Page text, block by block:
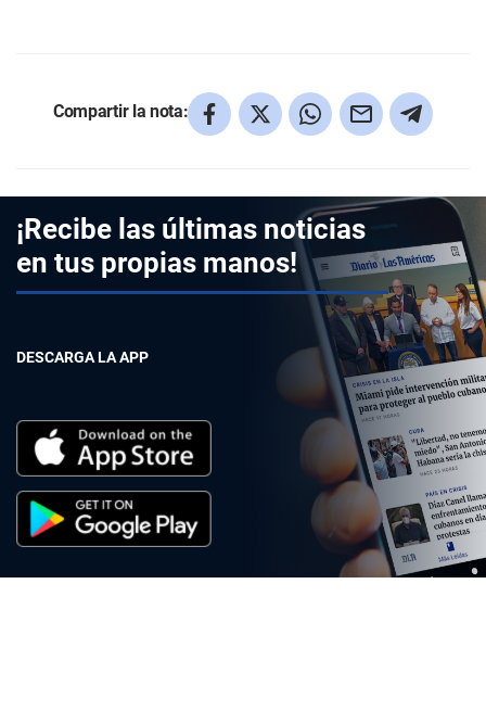
Compartir la nota:
¡Recibe las últimas noticias
en tus propias manos!
DESCARGA LA APP